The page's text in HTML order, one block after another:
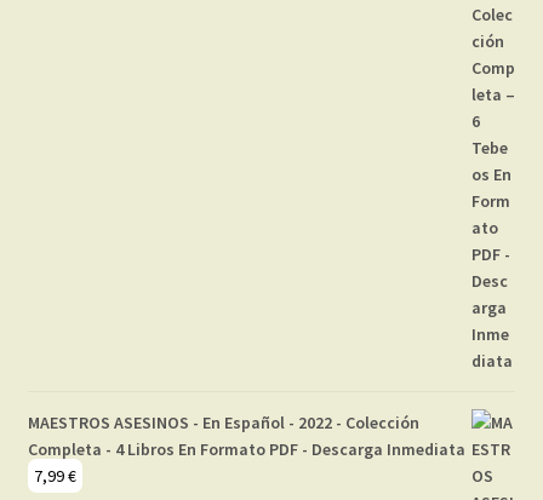
MAESTROS ASESINOS - En Español - 2022 - Colección
Completa - 4 Libros En Formato PDF - Descarga Inmediata
7,99€